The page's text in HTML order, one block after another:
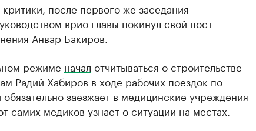
после первого же заседания
врио главы покинул свой пост
Анвар Бакиров.
режиме начал отчитываться о строительстве
Радий Хабиров в ходе рабочих поездок по
заезжает в медицинские учреждения
самих медиков узнает о ситуации на местах.